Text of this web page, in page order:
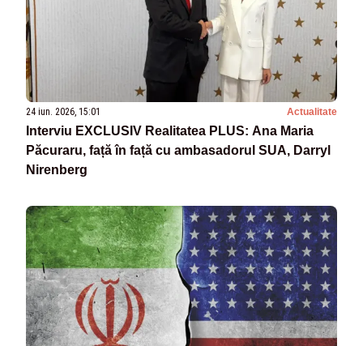
24 iun. 2026, 15:01 Actualitate
Interviu EXCLUSIV Realitatea PLUS: Ana Maria
Păcuraru, față în față cu ambasadorul SUA, Darryl
Nirenberg